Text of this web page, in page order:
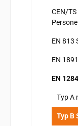
CEN/
EN 813
EN
EN
Typ A
Typ B